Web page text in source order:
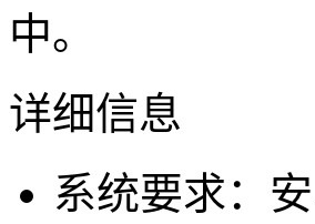
中。
详细信息
系统要求：